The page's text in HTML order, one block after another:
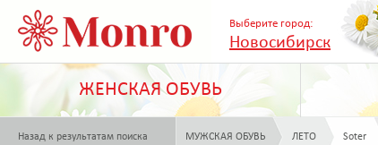
Выберите город:
Новосибирск
ЖЕНСКАЯ ОБУВЬ
Назад к результатам поиска МУЖСКАЯ ОБУВЬ ЛЕТО Soter